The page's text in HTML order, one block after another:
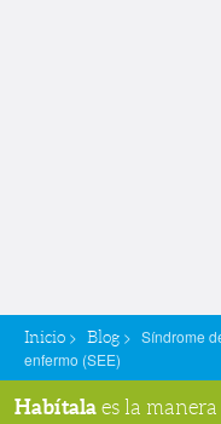
Inicio > Blog > Síndrome
enfermo (SEE)
Habítala es la